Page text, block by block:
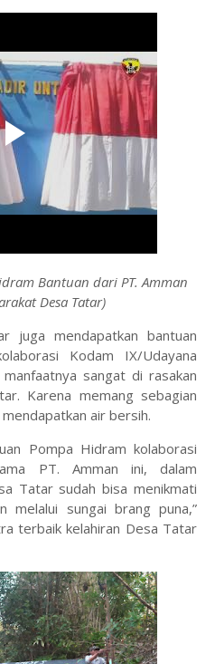
Bantuan dari PT. Amman
Desa Tatar)
juga mendapatkan bantuan
Kodam IX/Udayana
sangat di rasakan
Karena memang sebagian
air bersih.
Pompa Hidram kolaborasi
PT. Amman ini, dalam
Tatar sudah bisa menikmati
melalui sungai brang puna,”
terbaik kelahiran Desa Tatar